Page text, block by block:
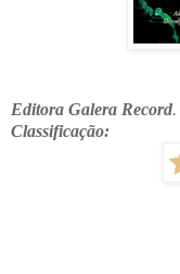
Editora Galera Record.
Classificação: